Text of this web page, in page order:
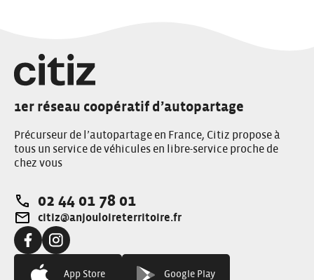
1er réseau coopératif d’autopartage
Précurseur de l’autopartage en France, Citiz propose à
tous un service de véhicules en libre-service proche de
chez vous
Téléphone:
02 44 01 78 01
Adresse e-mail:
citiz@anjouloireterritoire.fr
Facebook:Instagram:
App Store Google Play